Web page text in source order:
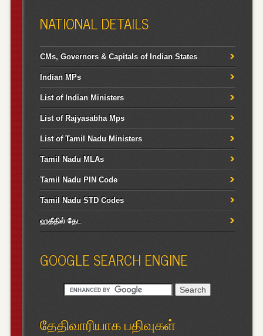
NATIONAL DETAILS
CMs, Governors & Capitals of Indian States
Indian MPs
List of Indian Ministers
List of Rajyasabha Mps
List of Tamil Nadu Ministers
Tamil Nadu MLAs
Tamil Nadu PIN Code
Tamil Nadu STD Codes
ஹதீதில் தேட
GOOGLE SEARCH ENGINE
தேதிவாரியாக பதிவுகள்